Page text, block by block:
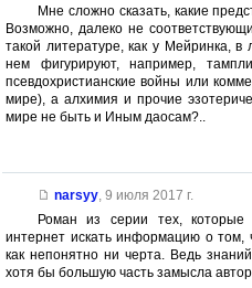
Мне сложно сказать, какие
Возможно, далеко не
такой литературе, как у Мейринка,
нем фигурируют, например,
псевдохристианские войны или
мире), а алхимия и прочие
мире не быть и Иным даосам?..
narsyy, 9 июля 2017 г.
Роман из серии тех,
интернет искать информацию о том,
как непонятно ни черта. Ведь
хотя бы большую часть замысла